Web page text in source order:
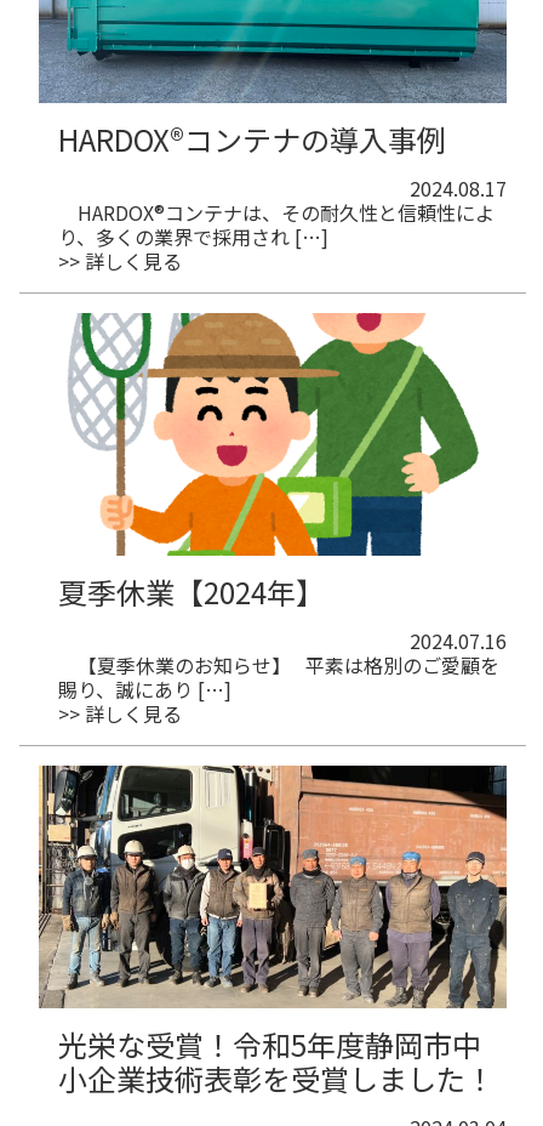
HARDOX®コンテナの導入事例
2024.08.17
HARDOX®コンテナは、その耐久性と信頼性によ
り、多くの業界で採用され […]
>> 詳しく見る
夏季休業【2024年】
2024.07.16
【夏季休業のお知らせ】 平素は格別のご愛顧を
賜り、誠にあり […]
>> 詳しく見る
光栄な受賞！令和5年度静岡市中
小企業技術表彰を受賞しました！